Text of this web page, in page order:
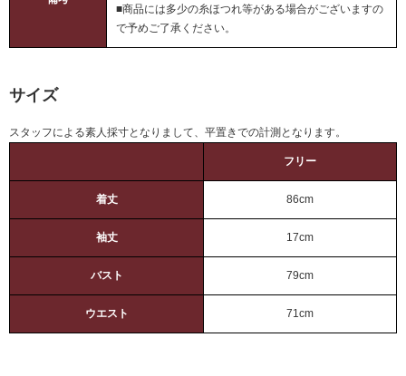
■商品には多少の糸ほつれ等がある場合がございますの
で予めご了承ください。
サイズ
スタッフによる素人採寸となりまして、平置きでの計測となります。
フリー
着丈 86cm
袖丈 17cm
バスト 79cm
ウエスト 71cm